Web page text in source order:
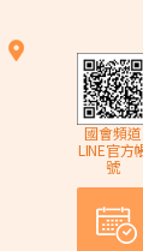
國會頻道
LINE官方
號